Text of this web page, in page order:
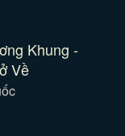
Khung -
Về